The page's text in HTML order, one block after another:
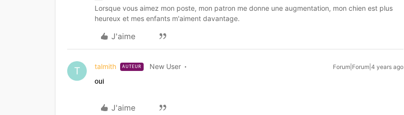
Lorsque vous aimez mon poste, mon patron me donne une augmentation, mon chien est plus
heureux et mes enfants m'aiment davantage.
J'aime
T talmith AUTEUR New User Forum|Forum|4 years ago
oui
J'aime